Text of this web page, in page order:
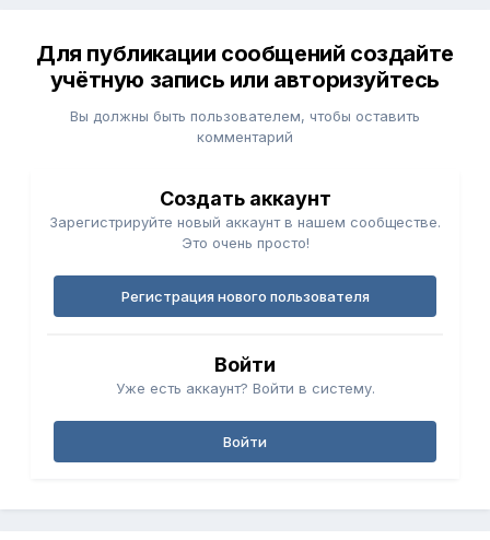
Для публикации сообщений создайте
учётную запись или авторизуйтесь
Вы должны быть пользователем, чтобы оставить
комментарий
Создать аккаунт
Зарегистрируйте новый аккаунт в нашем сообществе.
Это очень просто!
Регистрация нового пользователя
Войти
Уже есть аккаунт? Войти в систему.
Войти